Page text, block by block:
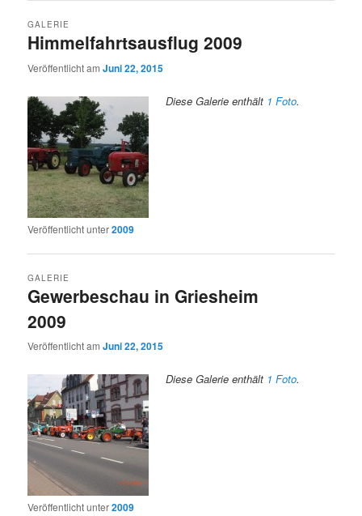
Himmelfahrtsausflug 2009
GALERIE
Veröffentlicht amJuni 22, 2015
Diese Galerie enthält 1 Foto.
Veröffentlicht unter2009
Gewerbeschau in Griesheim
2009
GALERIE
Veröffentlicht amJuni 22, 2015
Diese Galerie enthält 1 Foto.
Veröffentlicht unter2009